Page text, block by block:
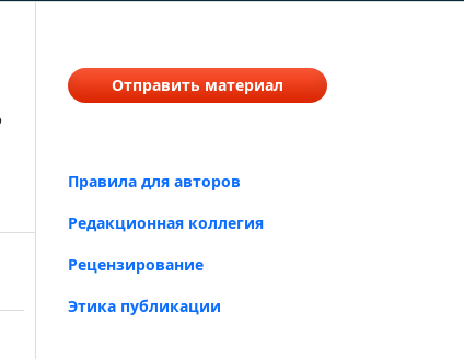
Отправить материал
Правила для авторов
Редакционная коллегия
Рецензирование
Этика публикации